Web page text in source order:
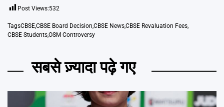
Post Views:532
TagsCBSE,CBSE Board Decision,CBSE News,CBSE Revaluation Fees,
CBSE Students,OSM Controversy
सबसे ज़्यादा पढ़े गए